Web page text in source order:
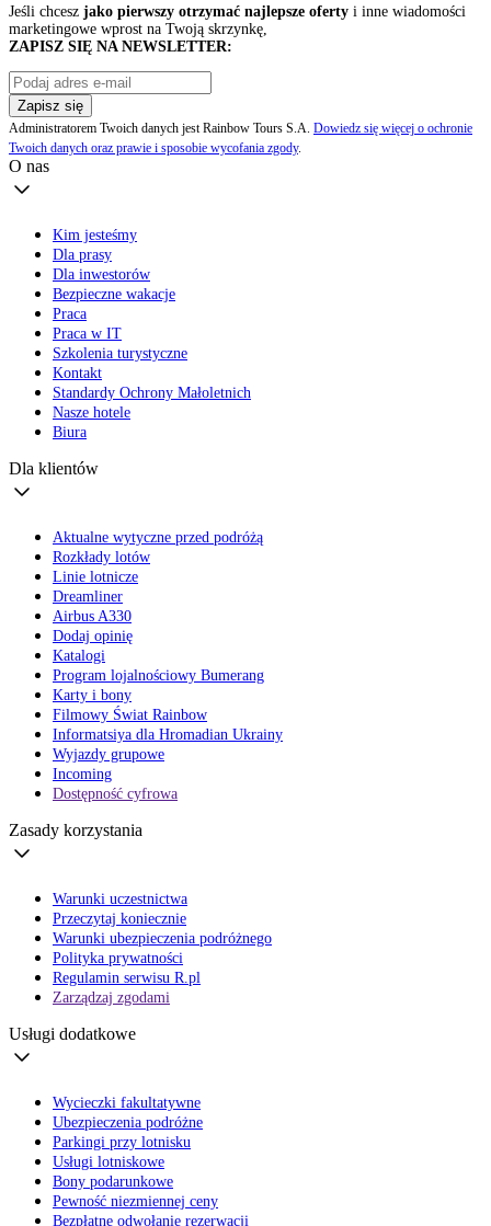
Jeśli chcesz jako pierwszy otrzymać najlepsze oferty i inne wiadomości
marketingowe wprost na Twoją skrzynkę,
ZAPISZ SIĘ NA NEWSLETTER:
Zapisz się
Administratorem Twoich danych jest Rainbow Tours S.A. Dowiedz się więcej o ochronie
Twoich danych oraz prawie i sposobie wycofania zgody.
O nas
Kim jesteśmy
Dla prasy
Dla inwestorów
Bezpieczne wakacje
Praca
Praca w IT
Szkolenia turystyczne
Kontakt
Standardy Ochrony Małoletnich
Nasze hotele
Biura
Dla klientów
Aktualne wytyczne przed podróżą
Rozkłady lotów
Linie lotnicze
Dreamliner
Airbus A330
Dodaj opinię
Katalogi
Program lojalnościowy Bumerang
Karty i bony
Filmowy Świat Rainbow
Informatsiya dla Hromadian Ukrainy
Wyjazdy grupowe
Incoming
Dostępność cyfrowa
Zasady korzystania
Warunki uczestnictwa
Przeczytaj koniecznie
Warunki ubezpieczenia podróżnego
Polityka prywatności
Regulamin serwisu R.pl
Zarządzaj zgodami
Usługi dodatkowe
Wycieczki fakultatywne
Ubezpieczenia podróżne
Parkingi przy lotnisku
Usługi lotniskowe
Bony podarunkowe
Pewność niezmiennej ceny
Bezpłatne odwołanie rezerwacji